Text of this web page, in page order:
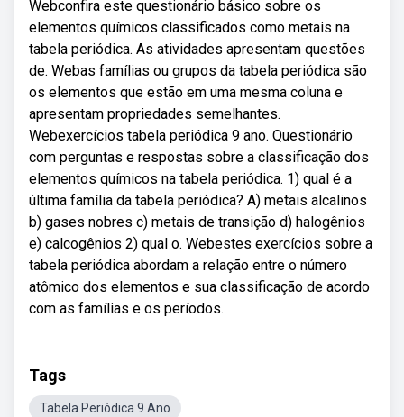
Webconfira este questionário básico sobre os
elementos químicos classificados como metais na
tabela periódica. As atividades apresentam questões
de. Webas famílias ou grupos da tabela periódica são
os elementos que estão em uma mesma coluna e
apresentam propriedades semelhantes.
Webexercícios tabela periódica 9 ano. Questionário
com perguntas e respostas sobre a classificação dos
elementos químicos na tabela periódica. 1) qual é a
última família da tabela periódica? A) metais alcalinos
b) gases nobres c) metais de transição d) halogênios
e) calcogênios 2) qual o. Webestes exercícios sobre a
tabela periódica abordam a relação entre o número
atômico dos elementos e sua classificação de acordo
com as famílias e os períodos.
Tags
Tabela Periódica 9 Ano